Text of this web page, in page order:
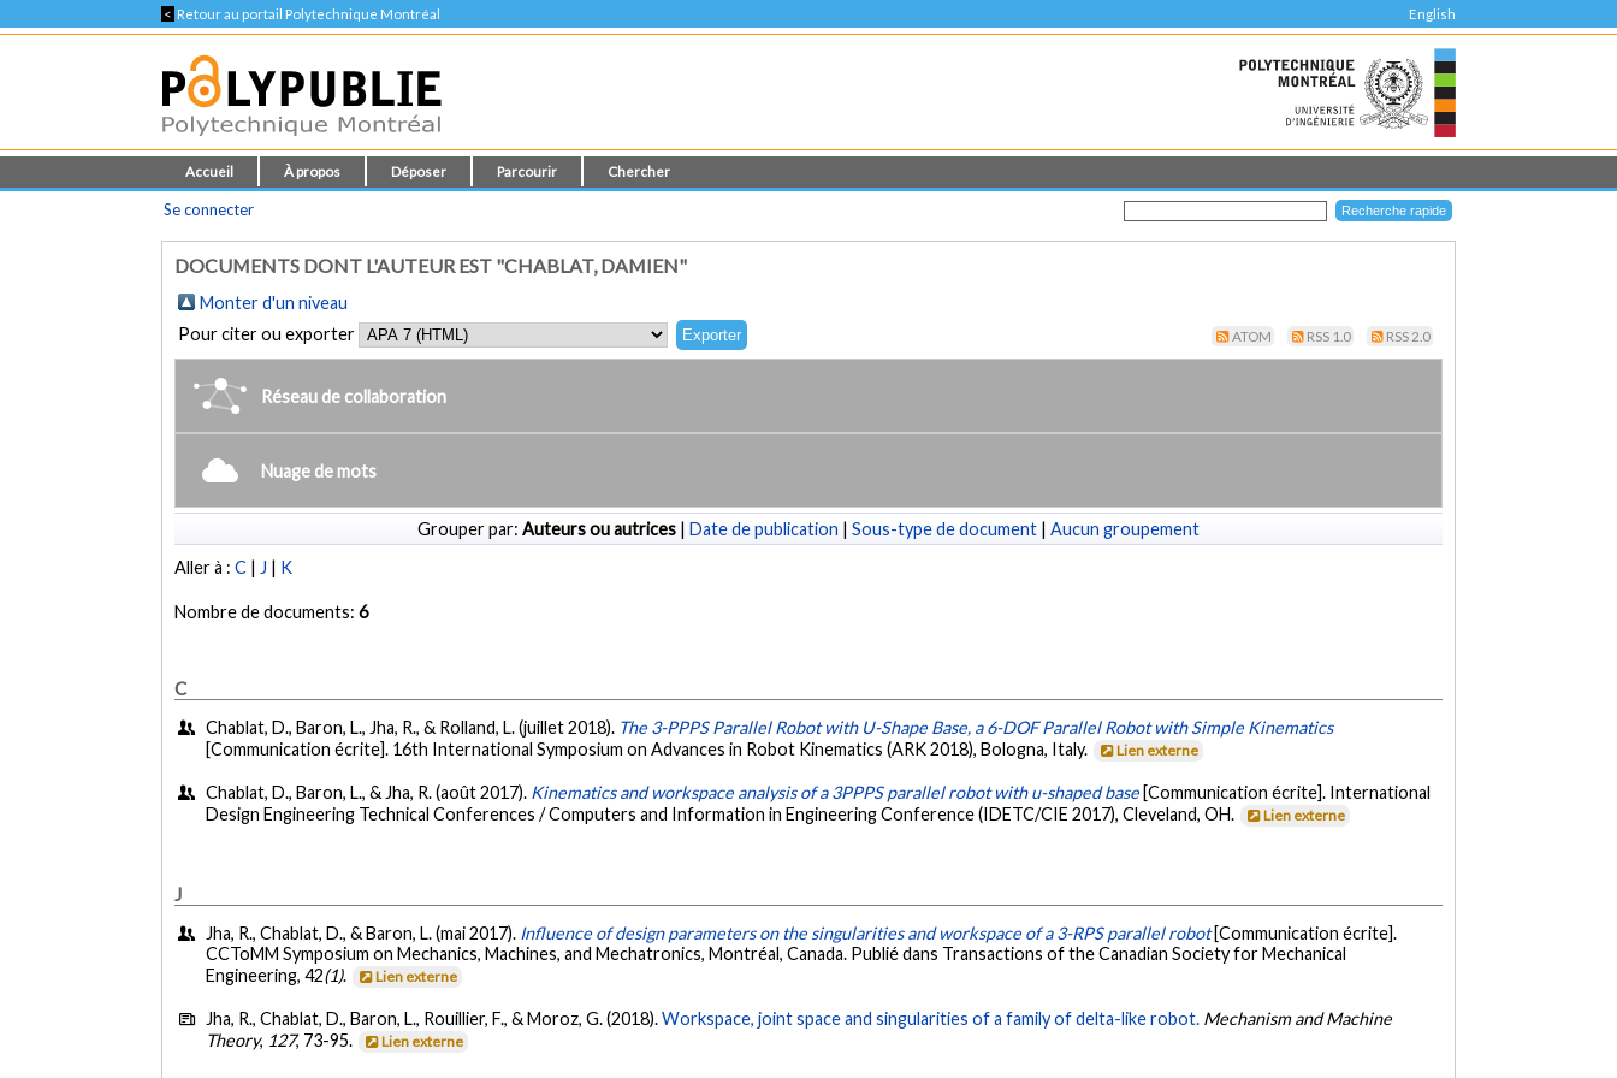
< Retour au portail Polytechnique Montréal English
Accueil À propos Déposer Parcourir Chercher
Se connecter
DOCUMENTS DONT L'AUTEUR EST "CHABLAT, DAMIEN"
Monter d'un niveau
Pour citer ou exporter
ATOM RSS 1.0 RSS 2.0
Réseau de collaboration
Nuage de mots
Grouper par: Auteurs ou autrices | Date de publication | Sous-type de document | Aucun groupement
Aller à :C | J | K
Nombre de documents:6
C
Chablat, D., Baron, L., Jha, R., & Rolland, L. (juillet 2018). The 3-PPPS Parallel Robot with U-Shape Base, a 6-DOF Parallel Robot with Simple Kinematics
[Communication écrite]. 16th International Symposium on Advances in Robot Kinematics (ARK 2018), Bologna, Italy.
Lien externe
Chablat, D., Baron, L., & Jha, R. (août 2017). Kinematics and workspace analysis of a 3PPPS parallel robot with u-shaped base [Communication écrite]. International
Design Engineering Technical Conferences / Computers and Information in Engineering Conference (IDETC/CIE 2017), Cleveland, OH.
Lien externe
J
Jha, R., Chablat, D., & Baron, L. (mai 2017). Influence of design parameters on the singularities and workspace of a 3-RPS parallel robot [Communication écrite].
CCToMM Symposium on Mechanics, Machines, and Mechatronics, Montréal, Canada. Publié dans Transactions of the Canadian Society for Mechanical
Engineering, 42(1). Lien externe
Jha, R., Chablat, D., Baron, L., Rouillier, F., & Moroz, G. (2018).Workspace, joint space and singularities of a family of delta-like robot. Mechanism and Machine
Theory, 127, 73-95. Lien externe